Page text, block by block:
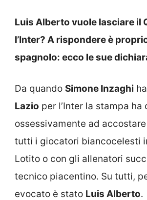
Luis Alberto vuole lasciare il
l’Inter? A rispondere è
spagnolo: ecco le sue
Da quando Simone Inzaghi
Lazio per l’Inter la stampa ha
ossessivamente ad
tutti i giocatori biancocelesti
Lotito o con gli allenatori
tecnico piacentino. Su tutti,
evocato è stato Luis Alberto.